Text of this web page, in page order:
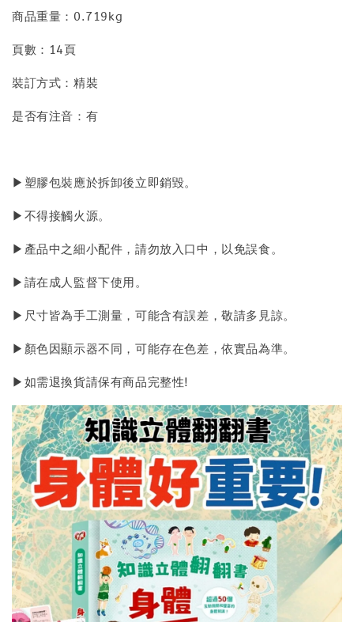
商品重量：0.719kg
頁數：14頁
裝訂方式：精裝
是否有注音：有
▶塑膠包裝應於拆卸後立即銷毀。
▶不得接觸火源。
▶產品中之細小配件，請勿放入口中，以免誤食。
▶請在成人監督下使用。
▶尺寸皆為手工測量，可能含有誤差，敬請多見諒。
▶顏色因顯示器不同，可能存在色差，依實品為準。
▶如需退換貨請保有商品完整性!